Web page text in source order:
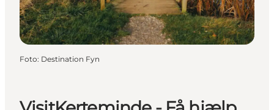
Foto: Destination Fyn